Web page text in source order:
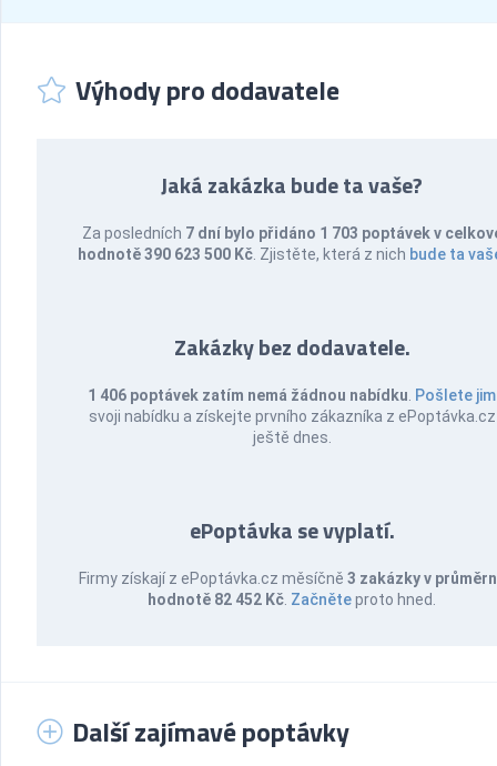
Výhody pro dodavatele
Jaká zakázka bude ta vaše?
Za posledních 7 dní bylo přidáno 1 703 poptávek v
hodnotě 390 623 500 Kč . Zjistěte, která z nich bude ta
Zakázky bez dodavatele.
1 406 poptávek zatím nemá žádnou nabídku Pošlete jim
svoji nabídku a získejte prvního zákazníka z ePoptávka.cz
ještě dnes.
ePoptávka se vyplatí.
Firmy získají z ePoptávka.cz měsíčně 3 zakázky v
hodnotě 82 452 Kč Začněteproto hned.
Další zajímavé poptávky